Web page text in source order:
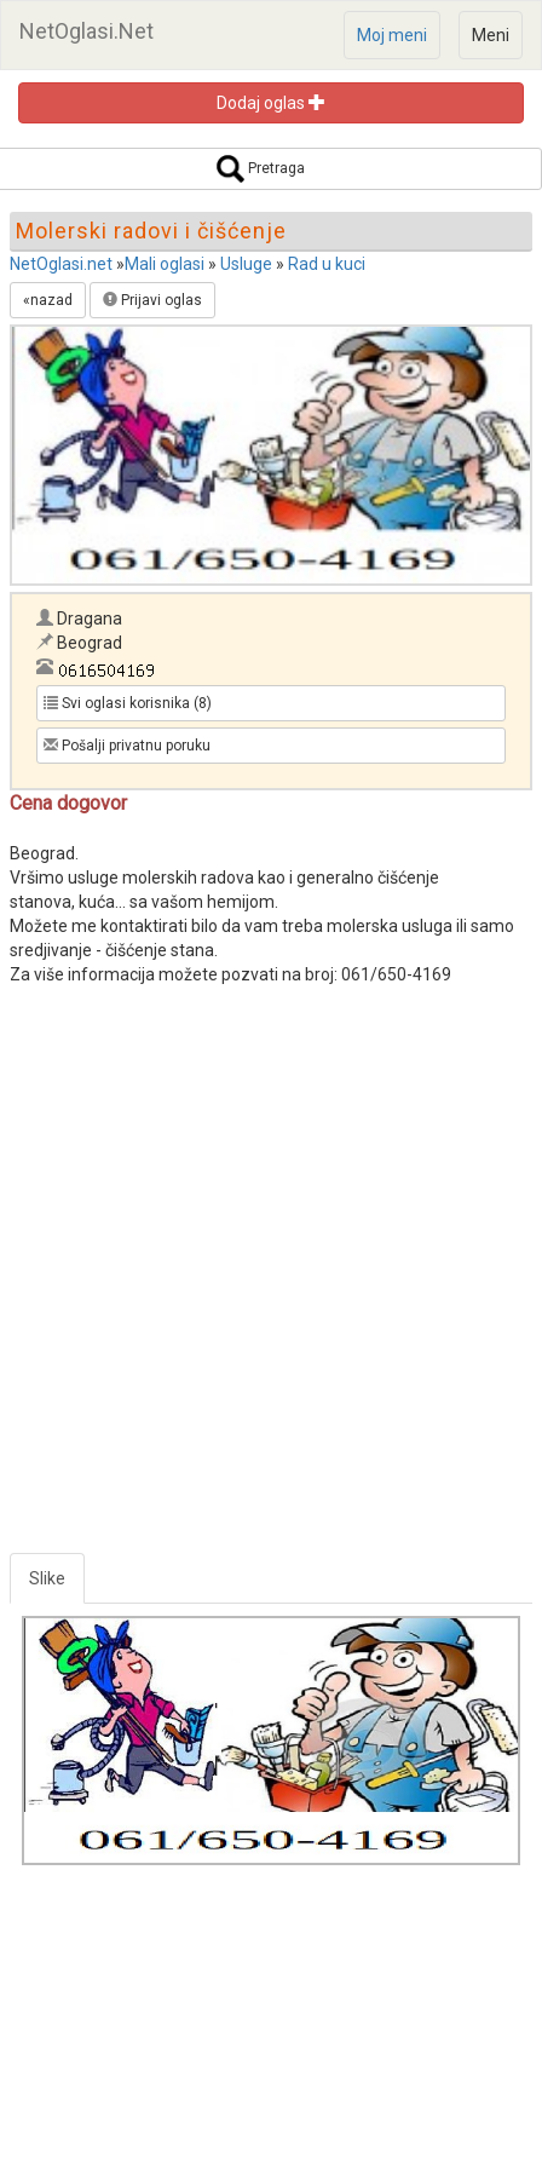
NetOglasi.Net Meni
Moj meni
Dodaj oglas
Pretraga
Pretraga oglasa
Molerski radovi i čišćenje
NetOglasi.net »Mali oglasi » Usluge » Rad u kuci
«nazad Prijavi oglas
Dragana
Beograd
Svi oglasi korisnika (8)
Pošalji privatnu poruku
Cena dogovor
Beograd.
Vršimo usluge molerskih radova kao i generalno čišćenje
stanova, kuća... sa vašom hemijom.
Možete me kontaktirati bilo da vam treba molerska usluga ili samo
sredjivanje - čišćenje stana.
Za više informacija možete pozvati na broj: 061/650-4169
Slike